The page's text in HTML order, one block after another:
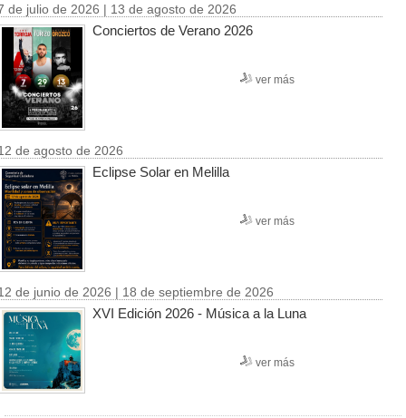
de julio de 2026 | 13 de agosto de 2026
Conciertos de Verano 2026
ver más
de agosto de 2026
Eclipse Solar en Melilla
ver más
de junio de 2026 | 18 de septiembre de 2026
XVI Edición 2026 - Música a la Luna
ver más